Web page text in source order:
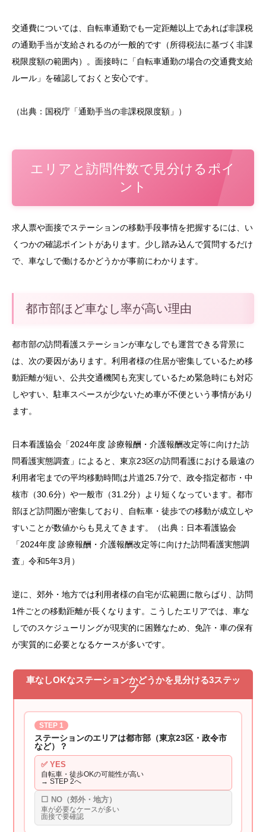
交通費については、自転車通勤でも一定距離以上であれば非課税
の通勤手当が支給されるのが一般的です（所得税法に基づく非課
税限度額の範囲内）。面接時に「自転車通勤の場合の交通費支給
ルール」を確認しておくと安心です。
（出典：国税庁「通勤手当の非課税限度額」）
エリアと訪問件数で見分けるポイ
ント
求人票や面接でステーションの移動手段事情を把握するには、い
くつかの確認ポイントがあります。少し踏み込んで質問するだけ
で、車なしで働けるかどうかが事前にわかります。
都市部ほど車なし率が高い理由
都市部の訪問看護ステーションが車なしでも運営できる背景に
は、次の要因があります。利用者様の住居が密集しているため移
動距離が短い、公共交通機関も充実しているため緊急時にも対応
しやすい、駐車スペースが少ないため車が不便という事情があり
ます。
日本看護協会「2024年度 診療報酬・介護報酬改定等に向けた訪
問看護実態調査」によると、東京23区の訪問看護における最遠の
利用者宅までの平均移動時間は片道25.7分で、政令指定都市・中
核市（30.6分）や一般市（31.2分）より短くなっています。都市
部ほど訪問圏が密集しており、自転車・徒歩での移動が成立しや
すいことが数値からも見えてきます。（出典：日本看護協会
「2024年度 診療報酬・介護報酬改定等に向けた訪問看護実態調
査」令和5年3月）
逆に、郊外・地方では利用者様の自宅が広範囲に散らばり、訪問
1件ごとの移動距離が長くなります。こうしたエリアでは、車な
しでのスケジューリングが現実的に困難なため、免許・車の保有
が実質的に必要となるケースが多いです。
車なしOKなステーションかどうかを見分ける3ステッ
プ
STEP 1
ステーションのエリアは都市部（東京23区・政令市
など）？
✅ YES
自転車・徒歩OKの可能性が高い
→ STEP 2へ
⬜ NO（郊外・地方）
車が必要なケースが多い
面接で要確認